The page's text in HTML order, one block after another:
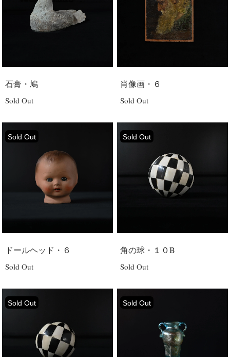
石膏・鳩
Sold Out
肖像画・６
Sold Out
Sold Out
ドールヘッド・６
Sold Out
Sold Out
角の球・１０B
Sold Out
Sold Out Sold Out